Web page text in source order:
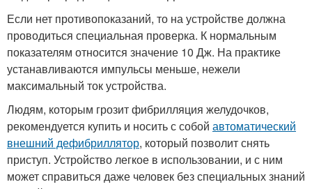
Если нет противопоказаний, то на устройстве должна
проводиться специальная проверка. К нормальным
показателям относится значение 10 Дж. На практике
устанавливаются импульсы меньше, нежели
максимальный ток устройства.
Людям, которым грозит фибрилляция желудочков,
рекомендуется купить и носить с собой автоматический
внешний дефибриллятор, который позволит снять
приступ. Устройство легкое в использовании, и с ним
может справиться даже человек без специальных знаний